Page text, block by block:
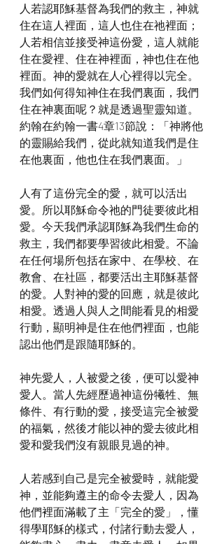
人若認耶穌基督為我們的救主，神就
住在這人裡面，這人也住在祂裡面；
人若相信並接受神這份愛，這人就能
住在愛裡、住在神裡面，神也住在他
裡面。神的愛就在人心裡得以完全。
我們如何得知神住在我們裏面，我們
住在神裏面呢？就是透過聖靈知道。
約翰在約翰一書4章13節說：「神將他
的靈賜給我們，從此就知道我們是住
在他裏面，他也住在我們裏面。」
人有了這份完全的愛，就可以活出
愛。所以耶穌命令祂的門徒要彼此相
愛。今天我們承認耶穌為我們生命的
救主，我們都要學習彼此相愛。不論
在任何場所包括在家中、在學校、在
教會、在社區，都要活出主耶穌基督
的愛。人對神的愛的回應，就是彼此
相愛。透過人與人之間能看見的相愛
行動，顯明神是住在他們裡面，也能
認出他們是跟隨耶穌的。
神先愛人，人被愛之後，便可以愛神
愛人。當人先經歷過神這份犧牲、無
條件、有行動的愛，接受這完全被愛
的福氣，然後才能以神的愛去彼此相
愛和愛我們沒有親眼見過的神。
人若感到自己是完全被愛時，就能愛
神，並能夠遵主的命令去愛人，因為
他們裡面滿載了主「完全的愛」，懂
得學耶穌的樣式，付諸行動去愛人，